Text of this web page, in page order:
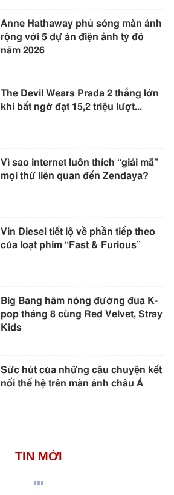
Anne Hathaway phủ sóng màn ảnh
rộng với 5 dự án điện ảnh tỷ đô
năm 2026
The Devil Wears Prada 2 thắng lớn
khi bất ngờ đạt 15,2 triệu lượt...
Vì sao internet luôn thích “giải mã”
mọi thứ liên quan đến Zendaya?
Vin Diesel tiết lộ về phần tiếp theo
của loạt phim “Fast & Furious”
Big Bang hâm nóng đường đua K-
pop tháng 8 cùng Red Velvet, Stray
Kids
Sức hút của những câu chuyện kết
nối thế hệ trên màn ảnh châu Á
TIN MỚI